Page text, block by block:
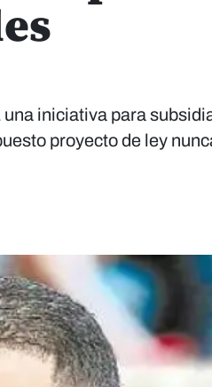
iniciativa para
proyecto de ley